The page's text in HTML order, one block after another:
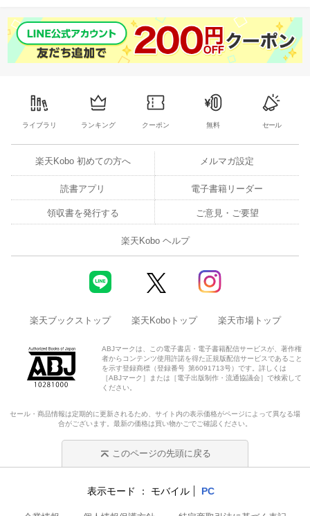
ライブラリ ランキング クーポン 無料 セール
楽天Kobo 初めての方へ メルマガ設定
読書アプリ 電子書籍リーダー
領収書を発行する ご意見・ご要望
楽天Kobo ヘルプ
楽天ブックストップ 楽天Koboトップ 楽天市場トップ
ABJマークは、この電子書店・電子書籍配信サービスが、著作権
者からコンテンツ使用許諾を得た正規版配信サービスであること
を示す登録商標（登録番号 第6091713号）です。詳しくは
［ABJマーク］または［電子出版制作・流通協議会］で検索して
ください。
セール・商品情報は定期的に更新されるため、サイト内の表示価格がページによって異なる場
合がございます。最新の価格は買い物かごでご確認ください。
このページの先頭に戻る
表示モード モバイル PC